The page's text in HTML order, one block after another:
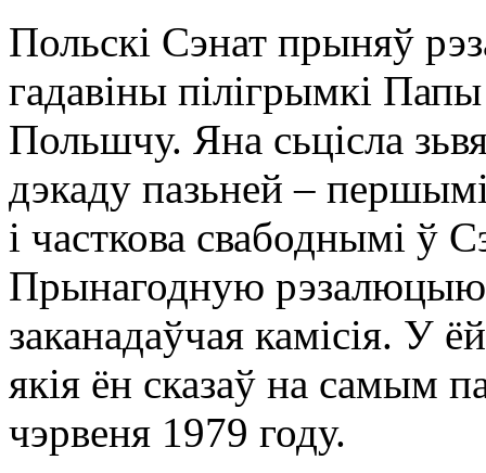
Польскі Сэнат прыняў
гадавіны пілігрымкі
Польшчу. Яна сьцісла
дэкаду пазьней –
і часткова свабоднымі ў
Прынагодную рэзалюцыю
заканадаўчая камісія. У
якія ён сказаў на самым
чэрвеня 1979 году.